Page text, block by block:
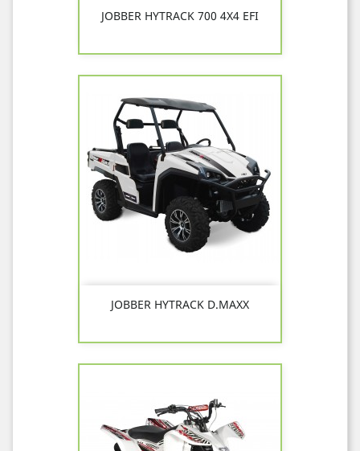
JOBBER HYTRACK 700 4X4 EFI
JOBBER HYTRACK D.MAXX